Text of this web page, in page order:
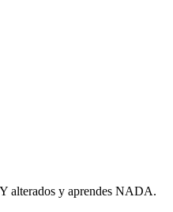
alterados y aprendes NADA.